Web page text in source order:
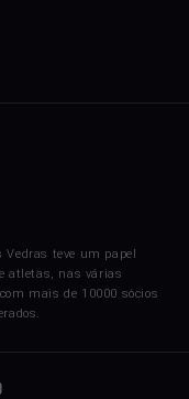
Vedras teve um papel
atletas, nas várias
mais de 10000 sócios